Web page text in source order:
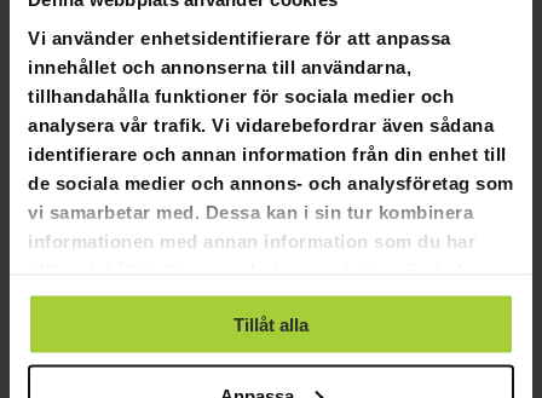
Vi använder enhetsidentifierare för att anpassa
innehållet och annonserna till användarna,
tillhandahålla funktioner för sociala medier och
analysera vår trafik. Vi vidarebefordrar även sådana
identifierare och annan information från din enhet till
de sociala medier och annons- och analysföretag som
vi samarbetar med. Dessa kan i sin tur kombinera
informationen med annan information som du har
använt deras tjänster.
Tillåt alla
PS
05-31-2025
Per S.
Jag har inte fått min vara
Extremt lång leveranstid
Hjälpte den här recensionen?